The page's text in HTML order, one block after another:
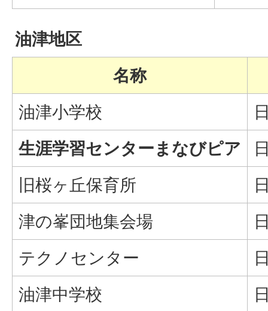
油津地区
名称
油津小学校
生涯学習センターまなびピア
旧桜ヶ丘保育所
津の峯団地集会場
テクノセンター
油津中学校